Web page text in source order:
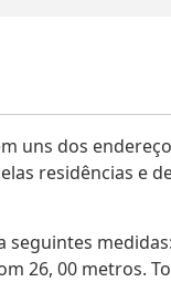
uns dos
residências e
26, 00 metros.